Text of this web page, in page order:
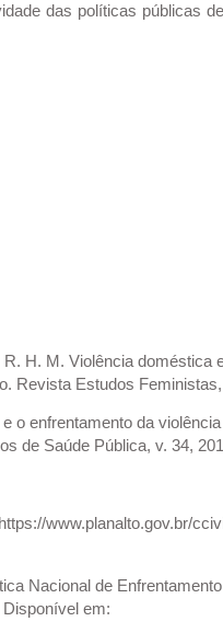
das políticas públicas
H. M. Violência doméstica
Revista Estudos
o enfrentamento da
de Saúde Pública, v. 34,
www.planalto.gov.br/
Nacional de
em: